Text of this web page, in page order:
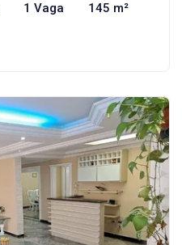
1 Vaga 145 m²